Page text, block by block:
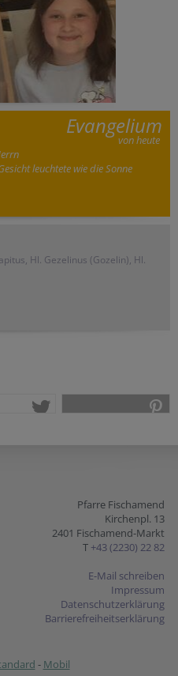
Evangelium
von heute
leuchtete wie die Sonne
Hl. Gezelinus (Gozelin), Hl.
Pfarre Fischamend
Kirchenpl. 13
2401 Fischamend-Markt
T +43 (2230) 22 82
E-Mail schreiben
Impressum
Datenschutzerklärung
Barrierefreiheitserklärung
- Mobil